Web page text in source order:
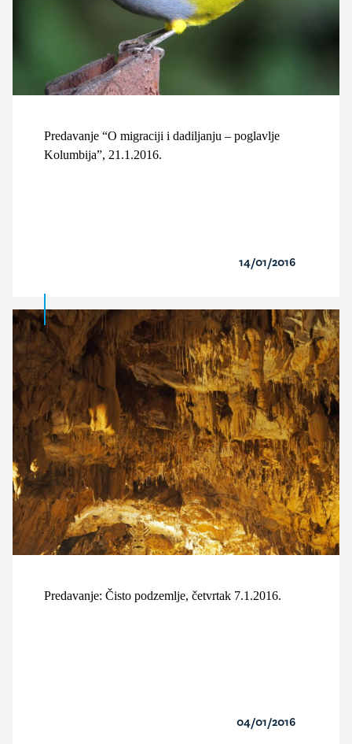
Predavanje “O migraciji i dadiljanju – poglavlje
Kolumbija”, 21.1.2016.
14/01/2016
Predavanje: Čisto podzemlje, četvrtak 7.1.2016.
04/01/2016